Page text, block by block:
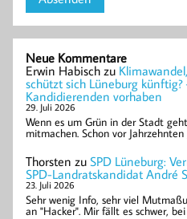
Neue Kommentare
Erwin Habisch zu
schützt sich Lüneburg
Kandidierenden vorhaben
29. Juli 2026
Wenn es um Grün in der Stadt
mitmachen. Schon vor
Thorsten zu SPD Lüneburg:
SPD-Landratskandidat André
23. Juli 2026
Sehr wenig Info, sehr viel
an "Hacker". Mir fällt es schwer,